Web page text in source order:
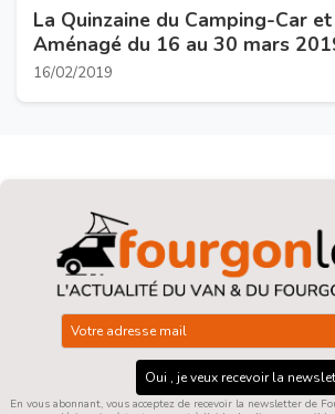
La Quinzaine du Camping-Car
Aménagé du 16 au 30 mars
16/02/2019
Oui , je veux recevoir la
En vous abonnant, vous acceptez de recevoir la newsletter de